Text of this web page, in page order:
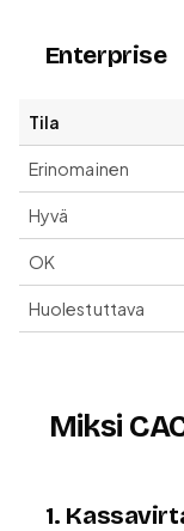
Enterprise
Tila
Erinomainen
Hyvä
OK
Huolestuttava
Miksi
1.